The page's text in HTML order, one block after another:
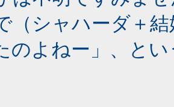
（シャハーダ＋
のよねー」、と